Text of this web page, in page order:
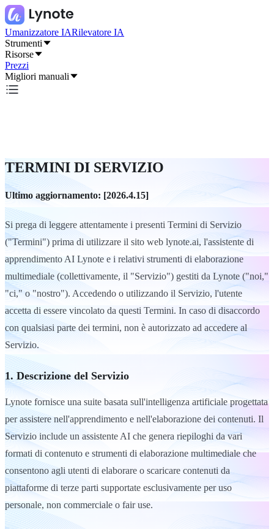
Umanizzatore IARilevatore IA
Strumenti
Risorse
Prezzi
Migliori manuali
TERMINI DI SERVIZIO
Ultimo aggiornamento: [2026.4.15]
Si prega di leggere attentamente i presenti Termini di Servizio
("Termini") prima di utilizzare il sito web lynote.ai, l'assistente di
apprendimento AI Lynote e i relativi strumenti di elaborazione
multimediale (collettivamente, il "Servizio") gestiti da Lynote ("noi,"
"ci," o "nostro"). Accedendo o utilizzando il Servizio, l'utente
accetta di essere vincolato da questi Termini. In caso di disaccordo
con qualsiasi parte dei termini, non è autorizzato ad accedere al
Servizio.
1. Descrizione del Servizio
Lynote fornisce una suite basata sull'intelligenza artificiale progettata
per assistere nell'apprendimento e nell'elaborazione dei contenuti. Il
Servizio include un assistente AI che genera riepiloghi da vari
formati di contenuto e strumenti di elaborazione multimediale che
consentono agli utenti di elaborare o scaricare contenuti da
piattaforme di terze parti supportate esclusivamente per uso
personale, non commerciale o fair use.